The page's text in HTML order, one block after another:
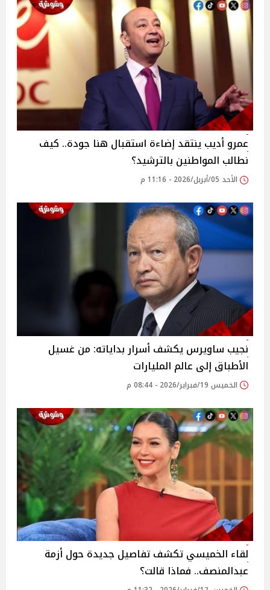
عمرو أديب ينتقد إضاءة استقبال هنا جودة.. كيف
نطالب المواطنين بالترشيد؟
الأحد 05/أبريل/2026 - 11:16 م
نجيب ساويرس يكشف أسرار بداياته: من غسيل
الأطباق إلى عالم المليارات
الخميس 19/فبراير/2026 - 08:44 م
لقاء الخميسي تكشف تفاصيل جديدة حول أزمة
عبدالمنصف.. فماذا قالت؟